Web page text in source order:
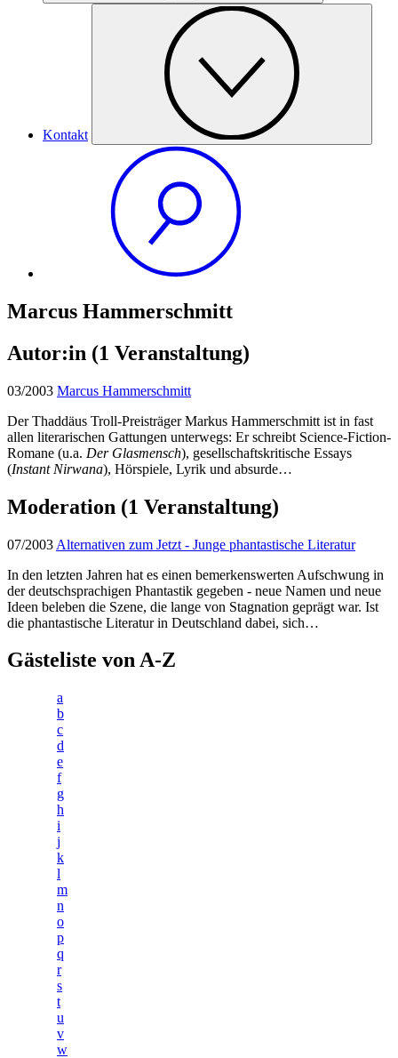
Kontakt
Marcus Hammerschmitt
Autor:in (1 Veranstaltung)
03/2003 Marcus Hammerschmitt
Der Thaddäus Troll-Preisträger Markus Hammerschmitt ist in fast
allen literarischen Gattungen unterwegs: Er schreibt Science-Fiction-
Romane (u.a. Der Glasmensch), gesellschaftskritische Essays
(Instant Nirwana), Hörspiele, Lyrik und absurde…
Moderation (1 Veranstaltung)
07/2003 Alternativen zum Jetzt - Junge phantastische Literatur
In den letzten Jahren hat es einen bemerkenswerten Aufschwung in
der deutschsprachigen Phantastik gegeben - neue Namen und neue
Ideen beleben die Szene, die lange von Stagnation geprägt war. Ist
die phantastische Literatur in Deutschland dabei, sich…
Gästeliste von A-Z
a
b
c
d
e
f
g
h
i
j
k
l
m
n
o
p
q
r
s
t
u
v
w